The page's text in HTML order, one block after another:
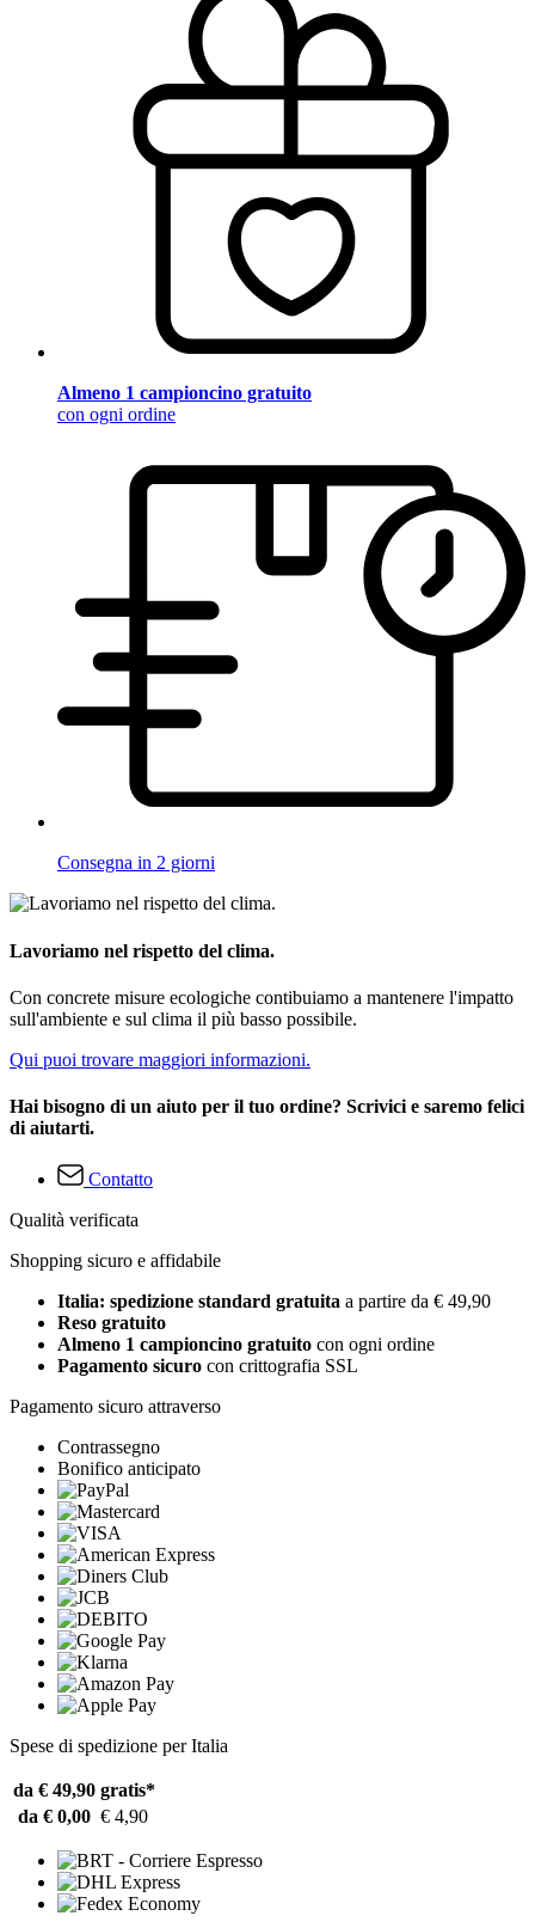
Almeno 1 campioncino gratuito
con ogni ordine
Consegna in 2 giorni
Lavoriamo nel rispetto del clima.
Con concrete misure ecologiche contibuiamo a mantenere l'impatto
sull'ambiente e sul clima il più basso possibile.
Qui puoi trovare maggiori informazioni.
Hai bisogno di un aiuto per il tuo ordine? Scrivici e saremo felici
di aiutarti.
Contatto
Qualità verificata
Shopping sicuro e affidabile
Italia: spedizione standard gratuita a partire da € 49,90
Reso gratuito
Almeno 1 campioncino gratuito con ogni ordine
Pagamento sicuro con crittografia SSL
Pagamento sicuro attraverso
Contrassegno
Bonifico anticipato
Spese di spedizione per Italia
da € 49,90 gratis*
da € 0,00 € 4,90